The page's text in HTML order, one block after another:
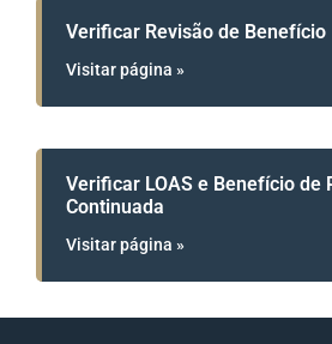
Verificar Revisão de Benefício
Visitar página »
Verificar LOAS e Benefício de
Continuada
Visitar página »